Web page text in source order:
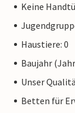
Keine
Haustiere: 0
Baujahr
Unser
Betten für